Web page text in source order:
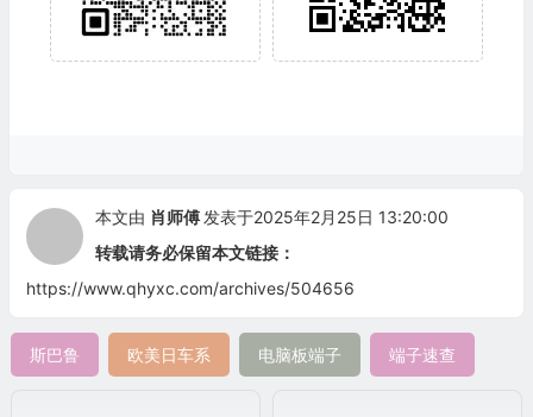
本文由 肖师傅 发表于2025年2月25日 13:20:00
转载请务必保留本文链接：
https://www.qhyxc.com/archives/504656
斯巴鲁 欧美日车系 电脑板端子 端子速查